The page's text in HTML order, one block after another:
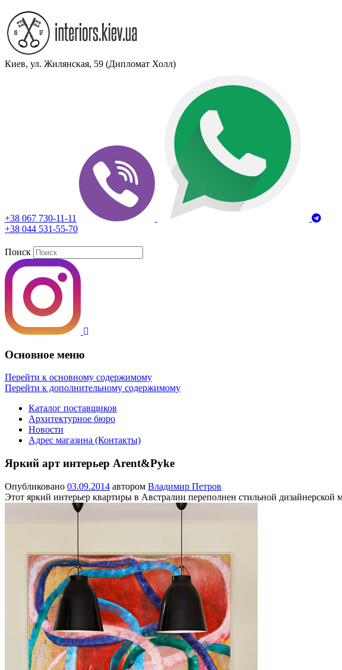
Киев, ул. Жилянская, 59 (Дипломат Холл)
+38 067 730-11-11
+38 044 531-55-70
Поиск
Основное меню
Перейти к основному содержимому
Перейти к дополнительному содержимому
Каталог поставщиков
Архитектурное бюро
Новости
Адрес магазина (Контакты)
Яркий арт интерьер Arent&Pyke
Опубликовано 03.09.2014 автором Владимир Петров
Этот яркий интерьер квартиры в Австралии переполнен стильной